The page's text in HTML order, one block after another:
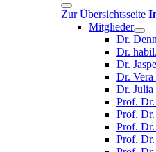
Zur Übersichtsseite
Mitglieder
Dr.
Dr.
Dr.
Dr.
Dr. Julia
Prof.
Prof.
Prof. Dr.
Prof.